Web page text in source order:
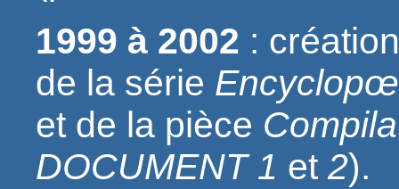
1999 à 2002 :
de la série
et de la pièce
DOCUMENT 1 et2).